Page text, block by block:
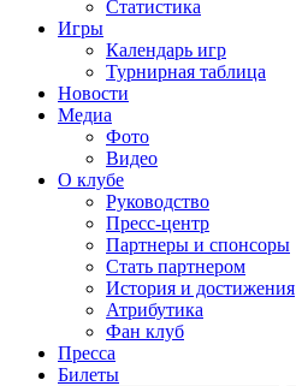
Статистика
Игры
Календарь игр
Турнирная таблица
Новости
Медиа
Фото
Видео
О клубе
Руководство
Пресс-центр
Партнеры и спонсоры
Стать партнером
История и достижения
Атрибутика
Фан клуб
Пресса
Билеты